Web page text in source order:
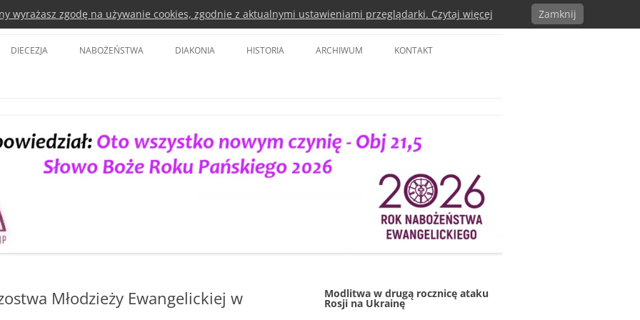
Kościoła Ewangelicko-Augsburska w RP
DIECEZJA
SYNOD DIECEZJI
RADA DIECEZJALNA
DUCHOWNI
NABOŻEŃSTWA DIAKONIA
EWANGELICKIE CENTRUM
DIAKONII I EDUKACJI
HISTORIA ARCHIWUM KONTAKT
Młodzieży Ewangelickiej w
Modlitwa w drugą rocznicę ataku
Rosji na Ukrainę
wyrażasz zgodę na używanie cookies, zgodnie z aktualnymi ustawieniami przeglądarki. Czytaj więcej Zamknij